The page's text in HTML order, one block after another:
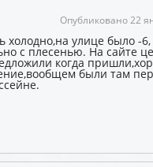
Опубликовано 22
холодно,на улице было -
с плесенью. На сайте
когда
были там